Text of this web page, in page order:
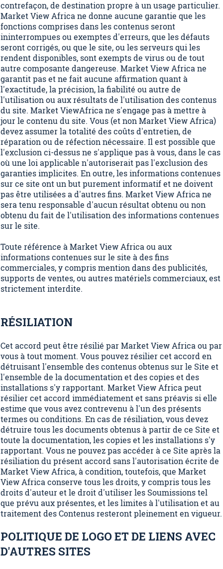
contrefaçon, de destination propre à un usage particulier.
Market View Africa ne donne aucune garantie que les
fonctions comprises dans les contenus seront
ininterrompues ou exemptes d'erreurs, que les défauts
seront corrigés, ou que le site, ou les serveurs qui les
rendent disponibles, sont exempts de virus ou de tout
autre composante dangereuse. Market View Africa ne
garantit pas et ne fait aucune affirmation quant à
l'exactitude, la précision, la fiabilité ou autre de
l'utilisation ou aux résultats de l'utilisation des contenus
du site. Market ViewAfrica ne s'engage pas à mettre à
jour le contenu du site. Vous (et non Market View Africa)
devez assumer la totalité des coûts d'entretien, de
réparation ou de réfection nécessaire. Il est possible que
l'exclusion ci-dessus ne s'applique pas à vous, dans le cas
où une loi applicable n'autoriserait pas l'exclusion des
garanties implicites. En outre, les informations contenues
sur ce site ont un but purement informatif et ne doivent
pas être utilisées a d'autres fins. Market View Africa ne
sera tenu responsable d'aucun résultat obtenu ou non
obtenu du fait de l'utilisation des informations contenues
sur le site.
Toute référence à Market View Africa ou aux
informations contenues sur le site à des fins
commerciales, y compris mention dans des publicités,
supports de ventes, ou autres matériels commerciaux, est
strictement interdite.
RÉSILIATION
Cet accord peut être résilié par Market View Africa ou par
vous à tout moment. Vous pouvez résilier cet accord en
détruisant l'ensemble des contenus obtenus sur le Site et
l'ensemble de la documentation et des copies et des
installations s'y rapportant. Market View Africa peut
résilier cet accord immédiatement et sans préavis si elle
estime que vous avez contrevenu à l'un des présents
termes ou conditions. En cas de résiliation, vous devez
détruire tous les documents obtenus à partir de ce Site et
toute la documentation, les copies et les installations s'y
rapportant. Vous ne pouvez pas accéder à ce Site après la
résiliation du présent accord sans l'autorisation écrite de
Market View Africa, à condition, toutefois, que Market
View Africa conserve tous les droits, y compris tous les
droits d'auteur et le droit d'utiliser les Soumissions tel
que prévu aux présentes, et les limites à l'utilisation et au
traitement des Contenus resteront pleinement en vigueur.
POLITIQUE DE LOGO ET DE LIENS AVEC
D'AUTRES SITES